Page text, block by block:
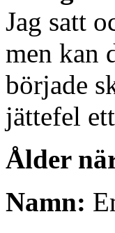
Jag satt
men kan
började
jättefel
Ålder
Namn: